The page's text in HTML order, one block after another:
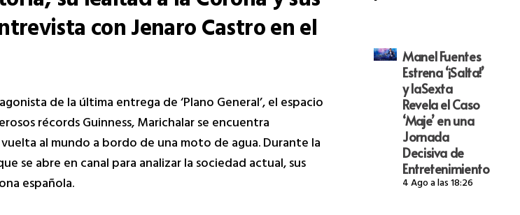
con Jenaro Castro en el
de la última entrega de ‘Plano General’, el espacio
récords Guinness, Marichalar se encuentra
al mundo a bordo de una moto de agua. Durante la
se abre en canal para analizar la sociedad actual, sus
española.
Manel Fuentes
Estrena ‘¡Salta!’
y laSexta
Revela el Caso
‘Maje’ en una
Jornada
Decisiva de
Entretenimiento
4 Ago a las 18:26